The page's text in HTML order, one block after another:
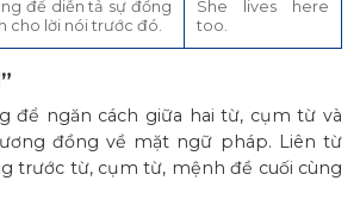
để diễn tả sự đồng
cho lời nói trước đó.
She lives here
too.
để ngăn cách giữa hai từ, cụm từ và
đồng về mặt ngữ pháp. Liên từ
trước từ, cụm từ, mệnh đề cuối cùng